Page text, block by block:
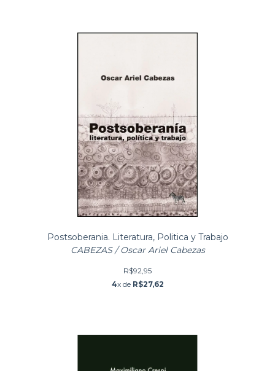
Postsoberania. Literatura, Politica y Trabajo
CABEZAS / Oscar Ariel Cabezas
R$92,95
4x de R$27,62